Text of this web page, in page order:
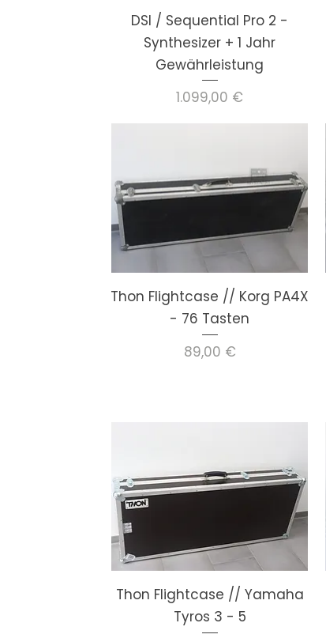
DSI / Sequential Pro 2 -
Synthesizer + 1 Jahr
Gewährleistung
Preis
1.099,00 €
Thon Flightcase // Korg PA4X
- 76 Tasten
Preis
89,00 €
Thon Flightcase // Yamaha
Tyros 3 - 5